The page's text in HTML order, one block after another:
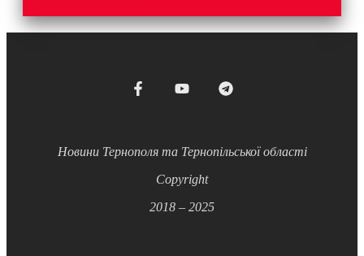
Новини Тернополя та Тернопільської області
Copyright
2018 – 2025